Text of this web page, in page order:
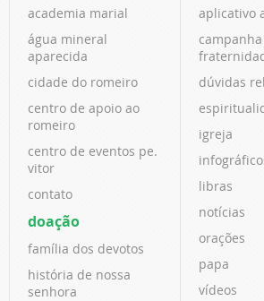
academia marial
água mineral
aparecida
cidade do romeiro
centro de apoio ao
romeiro
centro de eventos pe.
vitor
contato
doação
família dos devotos
história de nossa
senhora
aplicativo
dúvidas
igreja
libras
notícias
orações
papa
vídeos